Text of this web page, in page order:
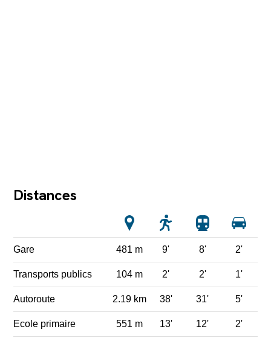
Distances
Gare 481 m 9' 8' 2'
Transports publics 104 m 2' 2' 1'
Autoroute 2.19 km 38' 31' 5'
Ecole primaire 551 m 13' 12' 2'